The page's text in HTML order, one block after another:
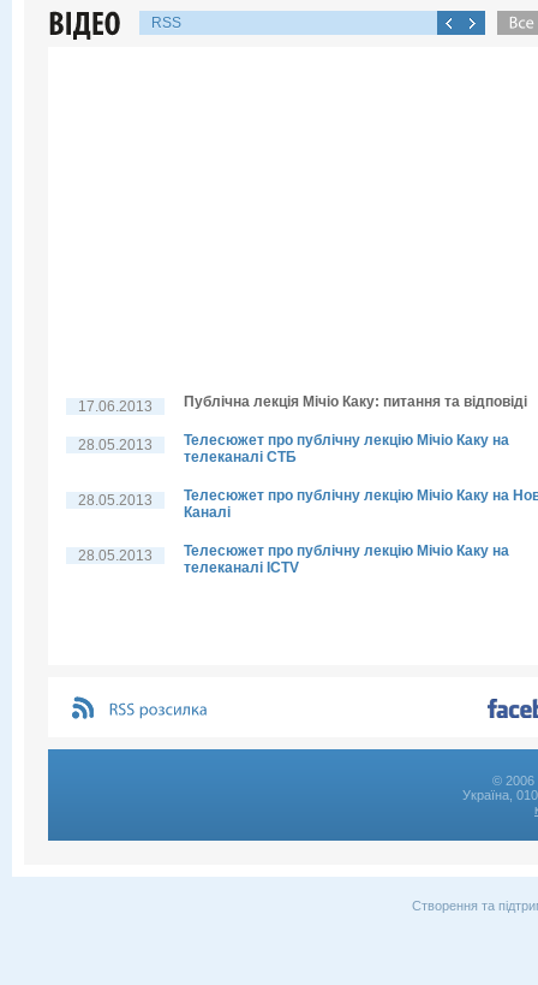
RSS
17.06.2013 Публічна лекція Мічіо Каку: питання та відповіді
28.05.2013
Телесюжет про публічну лекцію Мічіо Каку на
телеканалі СТБ
28.05.2013
Телесюжет про публічну лекцію Мічіо Каку на
Каналі
28.05.2013
Телесюжет про публічну лекцію Мічіо Каку на
телеканалі ICTV
© 2006
Україна,
Створення та